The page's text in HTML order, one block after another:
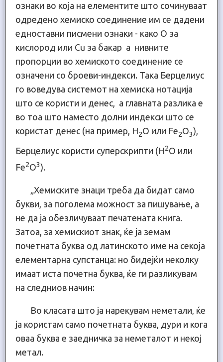
ознаки во која на елементите што сочинуваат
одредено хемиско соединение им се дадени
едноставни писмени ознаки - како О за
кислород или Cu за бакар а нивните
пропорции во хемиското соединение се
означени со броеви-индекси. Така Берцелиус
го воведува системот на хемиска нотација
што се користи и денес, а главната разлика е
во тоа што наместо долни индекси што се
користат денес (на пример, H2O или Fe2O3),
Берцелиус користи суперскрипти (H2O или
Fe2O3).
„Хемиските знаци треба да бидат само
букви, за поголема можност за пишување, а
не да ја обезличуваат печатената книга.
Затоа, за хемискиот знак, ќе ја земам
почетната буква од латинското име на секоја
елементарна супстанца: но бидејќи неколку
имаат иста почетна буква, ќе ги разликувам
на следниов начин:
Во класата што ја нарекувам неметали, ќе
ја користам само почетната буква, дури и кога
оваа буква е заедничка за неметалот и некој
метал.